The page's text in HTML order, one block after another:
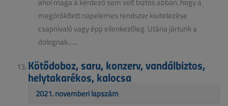
ahol maga a kérdező sem volt biztos abban, hogy a
megörökített napelemes rendszer kivitelezése
csapnivaló vagy épp ellenkezőleg. Utána jártunk a
dolognak…...
Kötődoboz, saru, konzerv, vandálbiztos,
helytakarékos, kalocsa
2021. novemberi lapszám